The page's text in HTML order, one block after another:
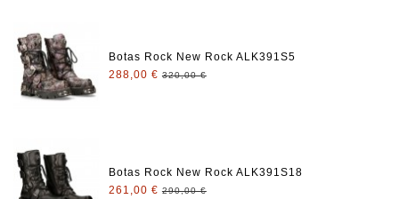
Botas Rock New Rock ALK391S5
288,00 € 320,00 €
Botas Rock New Rock ALK391S18
261,00 € 290,00 €